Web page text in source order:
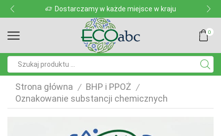
Dostarczamy w każde miejsce w kraju
0
Strona główna / BHP i PPOŻ /
Oznakowanie substancji chemicznych